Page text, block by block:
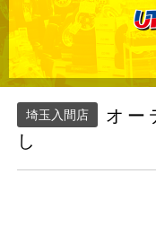
埼玉入間店
オー
し